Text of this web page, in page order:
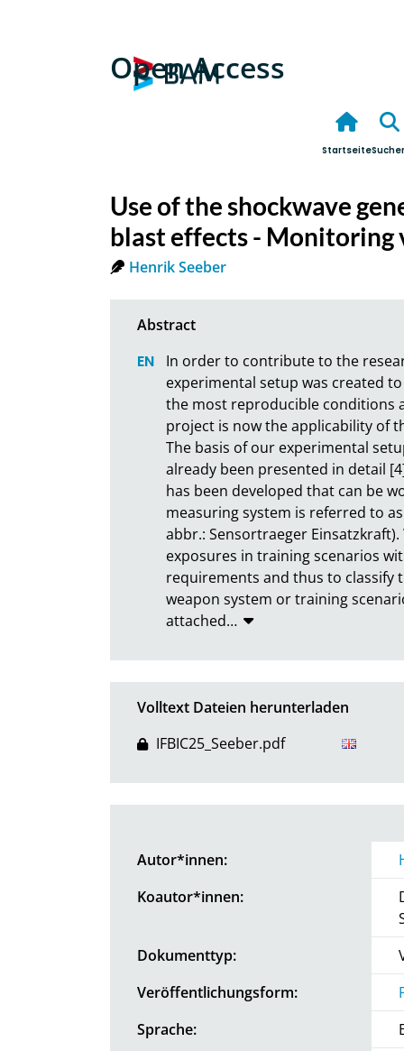
Open Access
Startseite
Use of the shockwave
blast effects - Monitoring
Henrik Seeber
In order to contribute to the
experimental setup was created
the most reproducible conditions
project is now the applicability of
The basis of our experimental
already been presented in detail
has been developed that can be
measuring system is referred to
abbr.: Sensortraeger
exposures in training scenarios
requirements and thus to classify
weapon system or training
attached…
Volltext Dateien herunterladen
IFBIC25_Seeber.pdf
Autor*innen:
Koautor*innen:
Dokumenttyp:
Veröffentlichungsform:
Sprache: